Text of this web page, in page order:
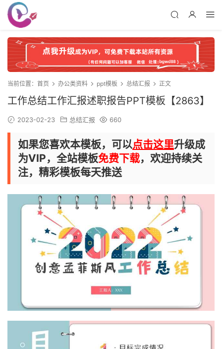
当前位置： 首页 办公类资料 ppt模板 总结汇报 正文
工作总结工作汇报述职报告PPT模板【2863】
2023-02-23 总结汇报 660
如果您喜欢本模板，可以点击这里升级成
为VIP，全站模板免费下载，欢迎持续关
注，精彩模板每天推送